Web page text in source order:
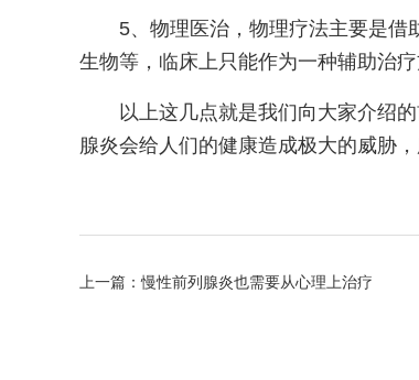
5、物理医治，物理疗法主要是
生物等，临床上只能作为一种辅助治疗
以上这几点就是我们向大家介绍
腺炎会给人们的健康造成极大的威胁
上一篇：慢性前列腺炎也需要从心理上治疗